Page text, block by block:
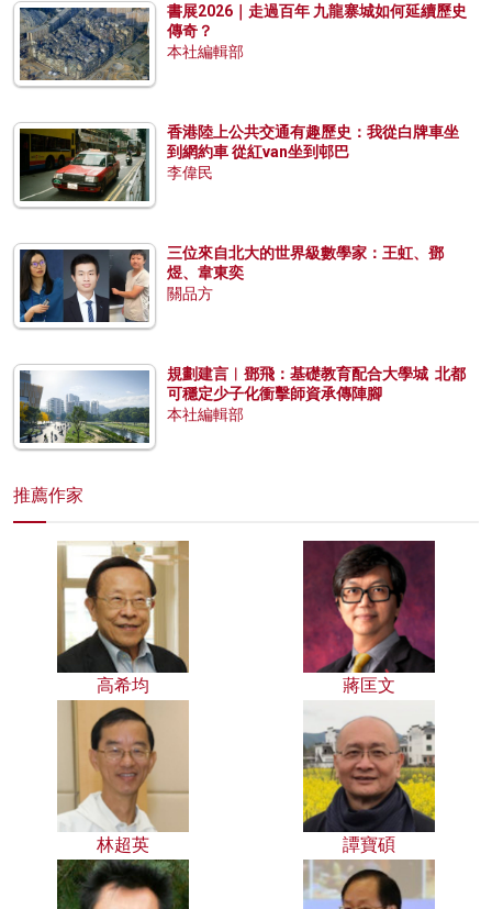
書展2026｜走過百年 九龍寨城如何延續歷史
傳奇？
本社編輯部
香港陸上公共交通有趣歷史：我從白牌車坐
到網約車 從紅van坐到邨巴
李偉民
三位來自北大的世界級數學家：王虹、鄧
煜、韋東奕
關品方
規劃建言︱鄧飛：基礎教育配合大學城 北都
可穩定少子化衝擊師資承傳陣腳
本社編輯部
推薦作家
高希均 蔣匡文
林超英 譚寶碩